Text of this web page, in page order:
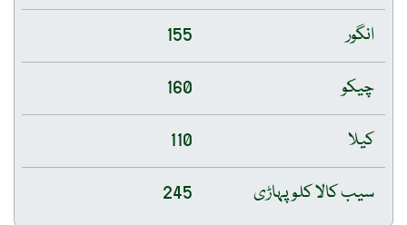
انگور
155
چیکو
160
کیلا
110
سیب کالا کلو پہاڑی
245